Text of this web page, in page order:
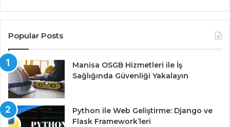
Popular Posts
Manisa OSGB Hizmetleri ile İş
Sağlığında Güvenliği Yakalayın
Python ile Web Geliştirme: Django ve
Flask Framework’leri